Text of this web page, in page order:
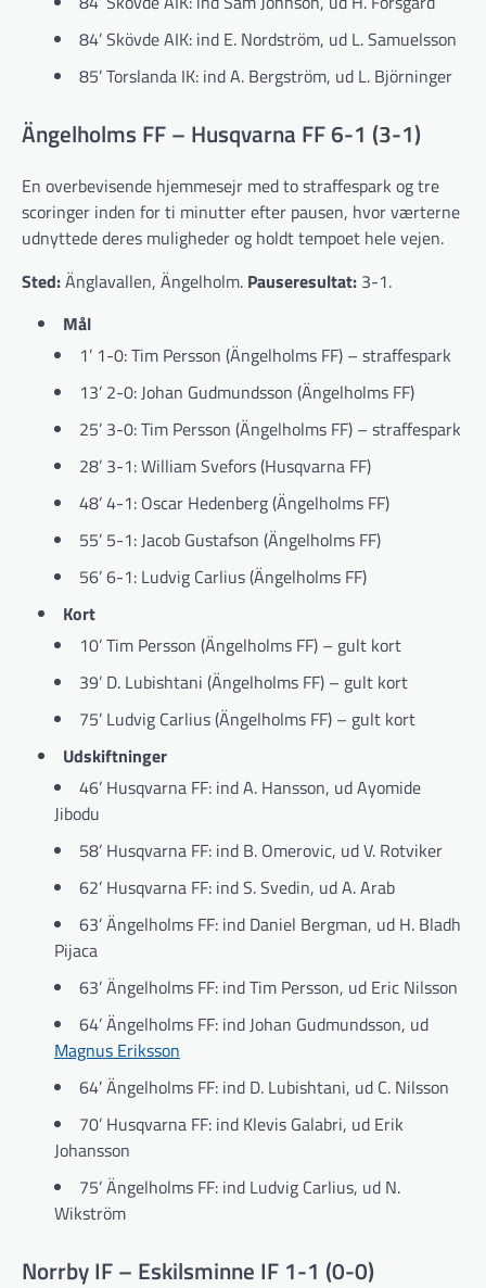
84’ Skövde AIK: ind E. Nordström, ud L. Samuelsson
85’ Torslanda IK: ind A. Bergström, ud L. Björninger
Ängelholms FF – Husqvarna FF 6-1 (3-1)
En overbevisende hjemmesejr med to straffespark og tre
scoringer inden for ti minutter efter pausen, hvor værterne
udnyttede deres muligheder og holdt tempoet hele vejen.
Sted:Änglavallen, Ängelholm. Pauseresultat: 3-1.
Mål
1’ 1-0: Tim Persson (Ängelholms FF) – straffespark
13’ 2-0: Johan Gudmundsson (Ängelholms FF)
25’ 3-0: Tim Persson (Ängelholms FF) – straffespark
28’ 3-1: William Svefors (Husqvarna FF)
48’ 4-1: Oscar Hedenberg (Ängelholms FF)
55’ 5-1: Jacob Gustafson (Ängelholms FF)
56’ 6-1: Ludvig Carlius (Ängelholms FF)
Kort
10’ Tim Persson (Ängelholms FF) – gult kort
39’ D. Lubishtani (Ängelholms FF) – gult kort
75’ Ludvig Carlius (Ängelholms FF) – gult kort
Udskiftninger
46’ Husqvarna FF: ind A. Hansson, ud Ayomide
Jibodu
58’ Husqvarna FF: ind B. Omerovic, ud V. Rotviker
62’ Husqvarna FF: ind S. Svedin, ud A. Arab
63’ Ängelholms FF: ind Daniel Bergman, ud H. Bladh
Pijaca
63’ Ängelholms FF: ind Tim Persson, ud Eric Nilsson
64’ Ängelholms FF: ind Johan Gudmundsson, ud
Magnus Eriksson
64’ Ängelholms FF: ind D. Lubishtani, ud C. Nilsson
70’ Husqvarna FF: ind Klevis Galabri, ud Erik
Johansson
75’ Ängelholms FF: ind Ludvig Carlius, ud N.
Wikström
Norrby IF – Eskilsminne IF 1-1 (0-0)